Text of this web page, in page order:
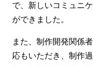
で、新しいコミュニ
ができました。
また、制作開発関係
応もいただき、制作